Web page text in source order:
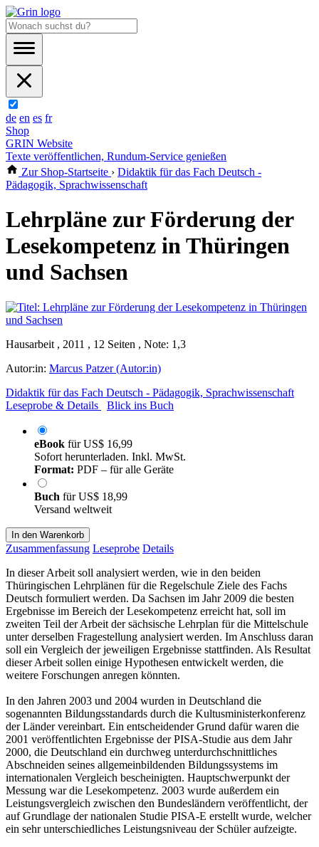
de en es fr
Shop
GRIN Website
Texte veröffentlichen, Rundum-Service genießen
Zur Shop-Startseite › Didaktik für das Fach Deutsch -
Pädagogik, Sprachwissenschaft
Lehrpläne zur Förderung der
Lesekompetenz in Thüringen
und Sachsen
Hausarbeit , 2011 , 12 Seiten , Note: 1,3
Autor:in: Marcus Patzer (Autor:in)
Didaktik für das Fach Deutsch - Pädagogik, Sprachwissenschaft
Leseprobe & Details
Blick ins Buch
eBook fürUS$ 16,99
Sofort herunterladen. Inkl. MwSt.
Format: PDF – für alle Geräte
Buch fürUS$ 18,99
Versand weltweit
In den Warenkorb
Zusammenfassung Leseprobe Details
In dieser Arbeit soll analysiert werden, wie in den beiden
Thüringischen Lehrplänen für die Regelschule Ziele des Fachs
Deutsch formuliert werden. Da Sachsen im Jahr 2009 die besten
Ergebnisse im Bereich der Lesekompetenz erreicht hat, soll im
zweiten Teil der Arbeit der sächsische Lehrplan für die Mittelschule
unter derselben Fragestellung analysiert werden. Im Anschluss daran
soll ein Vergleich der jeweiligen Ergebnisse stattfinden. Als Resultat
dieser Arbeit sollen einige Hypothesen entwickelt werden, die
weitere Forschungen anregen könnten.
In den Jahren 2003 und 2004 wurden in Deutschland die
sogenannten Bildungsstandards durch die Kultusministerkonferenz
der Länder vereinbart. Ein entscheidender Grund dafür waren die
2001 veröffentlichten Ergebnisse der PISA-Studie aus dem Jahr
2000, die Deutschland ein durchweg unterdurchschnittliches
Abschneiden seines allgemeinbildenden Bildungssystems im
internationalen Vergleich bescheinigten. Hauptschwerpunkt der
Messung war die Lesekompetenz. 2003 wurde außerdem ein
Leistungsvergleich zwischen den Bundesländern veröffentlicht, der
auf Grundlage der nationalen Studie PISA-E erstellt wurde, welcher
ein sehr unterschiedliches Leistungsniveau der Schüler aufzeigte.